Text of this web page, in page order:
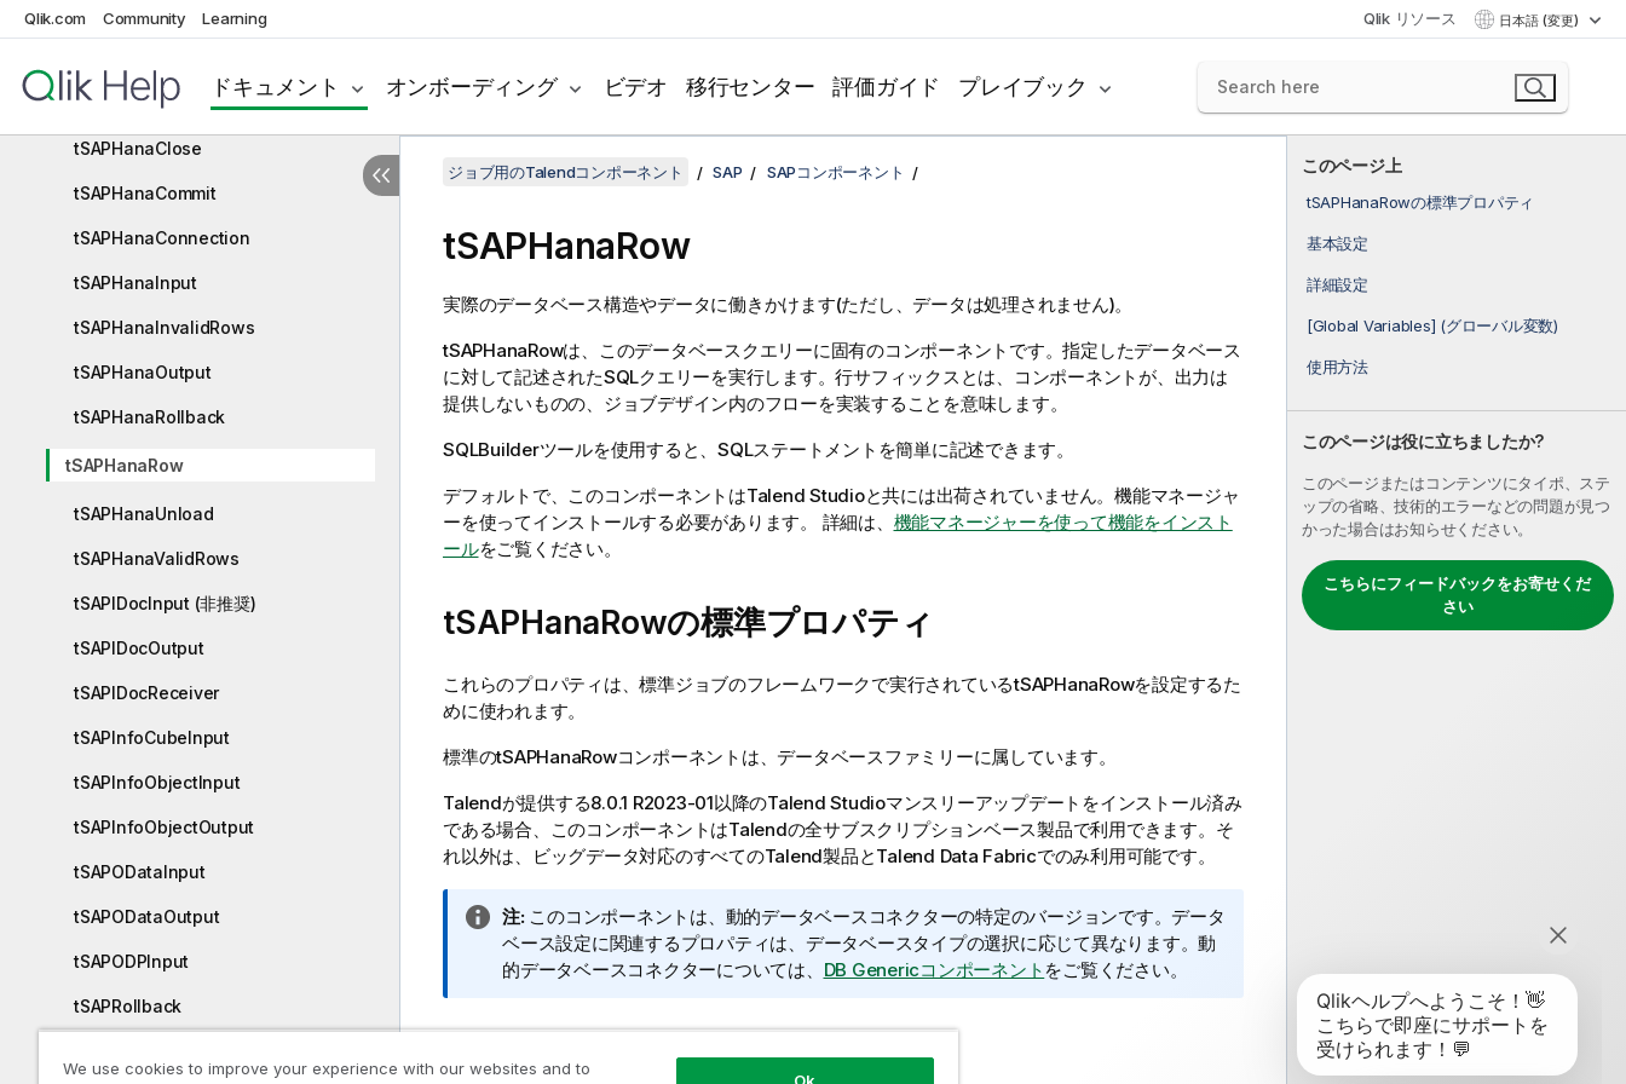
Qlik.com Community Learning Qlik リソース 日本語 (変更)
ドキュメント オンボーディング ビデオ 移行センター 評価ガイド プレイブック
tSAPDSOInput
tSAPHanaBulkExec
tSAPHanaClose
tSAPHanaCommit
tSAPHanaConnection
tSAPHanaInput
tSAPHanaInvalidRows
tSAPHanaOutput
tSAPHanaRollback
tSAPHanaRow
tSAPHanaUnload
tSAPHanaValidRows
tSAPIDocInput (非推奨)
tSAPIDocOutput
tSAPIDocReceiver
tSAPInfoCubeInput
tSAPInfoObjectInput
tSAPInfoObjectOutput
tSAPODataInput
tSAPODataOutput
tSAPODPInput
tSAPRollback
このページ上
tSAPHanaRowの標準プロパティ
基本設定
詳細設定
[Global Variables] (グローバル変数)
使用方法
このページは役に立ちましたか?
このページまたはコンテンツにタイポ、ステ
ップの省略、技術的エラーなどの問題が見つ
かった場合はお知らせください。
こちらにフィードバックをお寄せくだ
さい
ジョブ用のTalendコンポーネント SAP SAPコンポーネント
tSAPHanaRow
実際のデータベース構造やデータに働きかけます(ただし、データは処理されません)。
tSAPHanaRowは、このデータベースクエリーに固有のコンポーネントです。指定したデータベース
に対して記述されたSQLクエリーを実行します。行サフィックスとは、コンポーネントが、出力は
提供しないものの、ジョブデザイン内のフローを実装することを意味します。
SQLBuilderツールを使用すると、SQLステートメントを簡単に記述できます。
デフォルトで、このコンポーネントはTalend Studioと共には出荷されていません。機能マネージャ
ーを使ってインストールする必要があります。 詳細は、 機能マネージャーを使って機能をインスト
ールをご覧ください。
tSAPHanaRowの標準プロパティ
これらのプロパティは、標準ジョブのフレームワークで実行されているtSAPHanaRowを設定するた
めに使われます。
標準のtSAPHanaRowコンポーネントは、 データベースファミリーに属しています。
Talendが提供する8.0.1 R2023-01以降のTalend Studioマンスリーアップデートをインストール済み
である場合、このコンポーネントはTalendの全サブスクリプションベース製品で利用できます。そ
れ以外は、ビッグデータ対応のすべてのTalend製品とTalend Data Fabricでのみ利用可能です。
情
報
メ
注:このコンポーネントは、動的データベースコネクターの特定のバージョンです。データ
ベース設定に関連するプロパティは、データベースタイプの選択に応じて異なります。動
的データベースコネクターについては、 DB Genericコンポーネント をご覧ください。
基本設定
We use cookies to improve your experience with our websites and to